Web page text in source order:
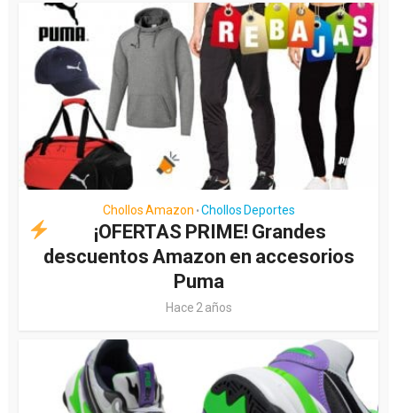
Chollos Amazon • Chollos Deportes
¡OFERTAS PRIME! Grandes
descuentos Amazon en accesorios
Puma
Hace 2 años